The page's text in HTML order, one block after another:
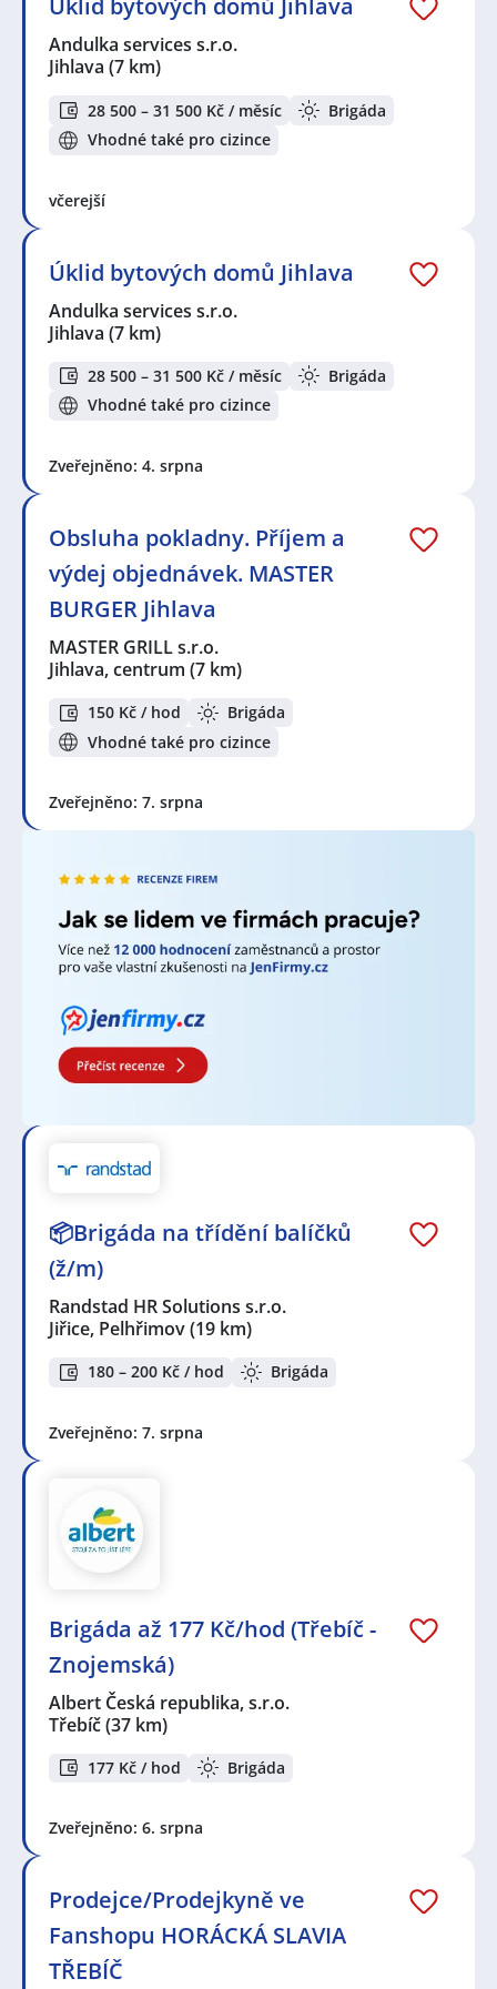
s.r.o.,MASTER GRILL s.r.o.,Randstad HR Solutions
s.r.o.,Albert Česká republika, s.r.o.
Na luka s.r.o.,FARLAST Services s.r.o.
Seznam lokalit v zobrazených inzerátech:
Celá ČR ,Jihlava ,Jihlava, centrum
Jiřice, okres
Pelhřimov,Třebíč,Dačice,Dolní Skrýchov, Jindřichův
Úklid bytových domů Jihlava
Andulka services s.r.o.
Jihlava (7 km)
28 500 – 31 500 Kč / měsíc
Brigáda
Vhodné také pro cizince
včerejší
Úklid bytových domů Jihlava
Andulka services s.r.o.
Jihlava (7 km)
28 500 – 31 500 Kč / měsíc
Brigáda
Vhodné také pro cizince
Zveřejněno: 4. srpna
Obsluha pokladny. Příjem a
výdej objednávek. MASTER
BURGER Jihlava
MASTER GRILL s.r.o.
Jihlava, centrum (7 km)
150 Kč / hod
Brigáda
Vhodné také pro cizince
Zveřejněno: 7. srpna
📦Brigáda na třídění balíčků
(ž/m)
Randstad HR Solutions s.r.o.
Jiřice, Pelhřimov(19 km)
180 – 200 Kč / hod Brigáda
Zveřejněno: 7. srpna
Brigáda až 177 Kč/hod (Třebíč -
Znojemská)
Albert Česká republika, s.r.o.
Třebíč(37 km)
177 Kč / hod Brigáda
Zveřejněno: 6. srpna
Prodejce/Prodejkyně ve
Fanshopu HORÁCKÁ SLAVIA
TŘEBÍČ